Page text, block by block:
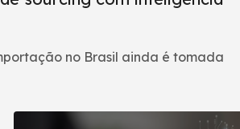
no Brasil ainda é tomada